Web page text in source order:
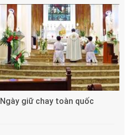
Ngày giữ chay toàn quốc